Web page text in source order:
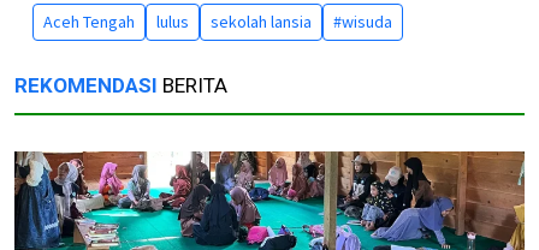
Aceh Tengah lulus sekolah lansia #wisuda
REKOMENDASI BERITA